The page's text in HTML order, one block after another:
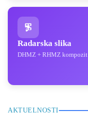
Radarska slika
DHMZ + RHMZ kompozit
AKTUELNOSTI